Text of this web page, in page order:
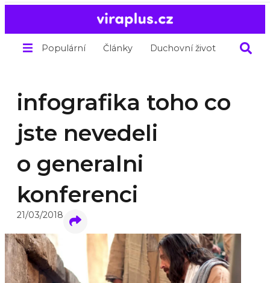
Populární Články Duchovní život O nás
infografika toho co
jste nevedeli
o generalni
konferenci
21/03/2018